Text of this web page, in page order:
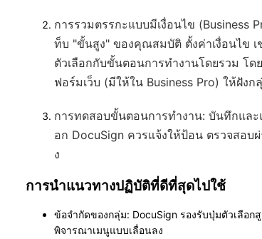
การรวมตรรกะแบบมีเงื่อนไข (Business
ท็บ "ขั้นสูง" ของคุณสมบัติ ตั้งค่าเงื่อนไข
ตัวเลือกกับขั้นตอนการทำงานโดยรวม โด
ฟอร์มเว็บ (มีให้ใน Business Pro) ให้ฝัง
การทดสอบขั้นตอนการทำงาน: บันทึกและ
อก DocuSign ควรแจ้งให้ป้อน ตรวจสอ
ง
การนำแนวทางปฏิบัติที่ดีที่สุดไปใช้
ข้อจำกัดของกลุ่ม: DocuSign รองรับปุ่มตัวเลือ
พิจารณาเมนูแบบเลื่อนลง